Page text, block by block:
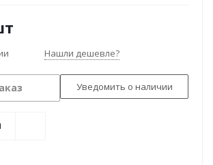
Нашли дешевле?
Уведомить о наличии